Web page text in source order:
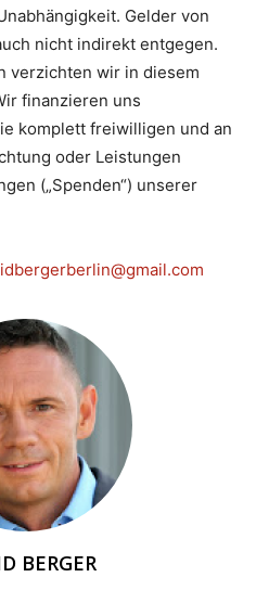
Gelder von
nicht indirekt entgegen.
verzichten wir in diesem
finanzieren uns
komplett freiwilligen und an
oder Leistungen
(„Spenden“) unserer
BERGER